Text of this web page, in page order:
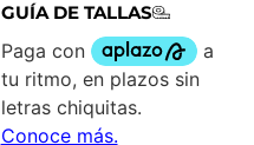
GUÍA DE TALLAS